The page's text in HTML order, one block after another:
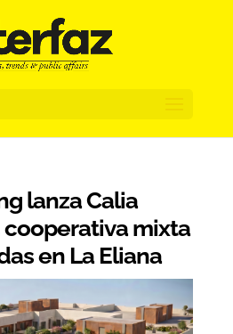
lanza Calia
cooperativa mixta
en La Eliana